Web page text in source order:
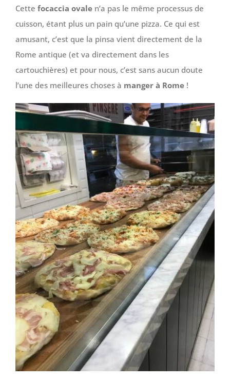
Cette focaccia ovalen’a pas le même processus de
cuisson, étant plus un pain qu’une pizza. Ce qui est
amusant, c’est que la pinsa vient directement de la
Rome antique (et va directement dans les
cartouchières) et pour nous, c’est sans aucun doute
l’une des meilleures choses à manger à Rome!